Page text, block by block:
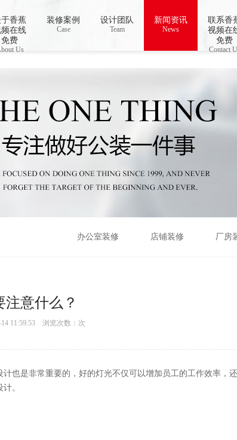
香蕉APP成人污在线观看
于香蕉
在线
免费
Us
装修案例
Case
设计团队
Team
新闻资讯
News
联系香
视频在
免费
Contact
办公室装修 店铺装修 厂房
什么？
11:59:53 浏览次数： 次
计也是非常重要的，好的灯光不仅可以增加员工的工作效率，还
。